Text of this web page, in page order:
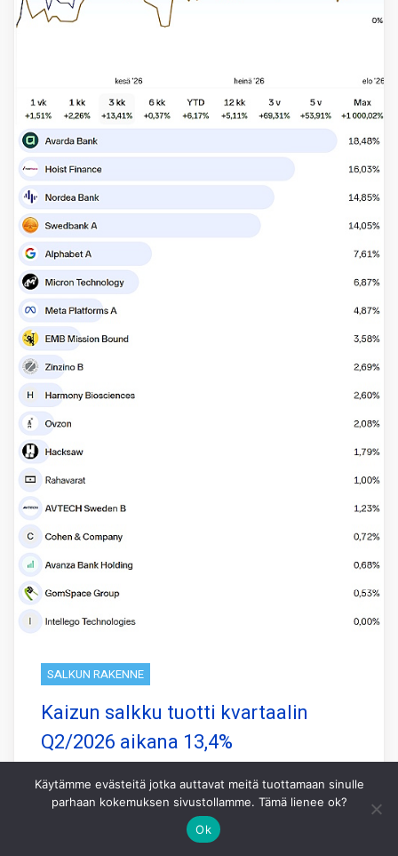
SALKUN RAKENNE
Kaizun salkku tuotti kvartaalin
Q2/2026 aikana 13,4%
Kaizun salkku tuotti kvartaalin Q2/2026
aikana 13,4% kun pohjoismainen
vertailuindeksi OMXN40 nousi samassa
Käytämme evästeitä jotka auttavat meitä tuottamaan sinulle
parhaan kokemuksen sivustollamme. Tämä lienee ok?
Ok